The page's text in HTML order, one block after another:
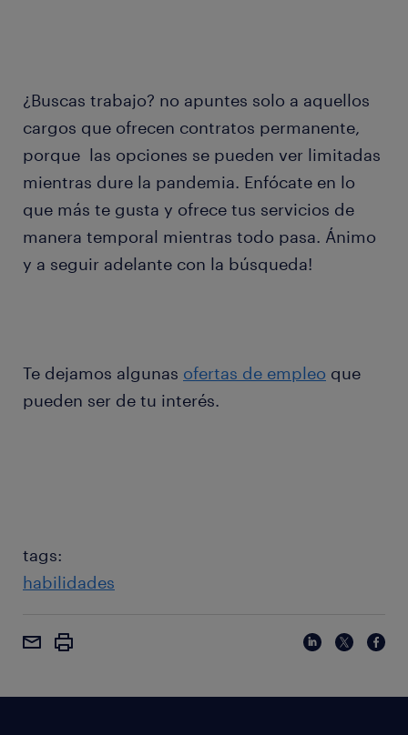
¿Buscas trabajo? no apuntes solo a aquellos
cargos que ofrecen contratos permanente,
porque las opciones se pueden ver limitadas
mientras dure la pandemia. Enfócate en lo
que más te gusta y ofrece tus servicios de
manera temporal mientras todo pasa. Ánimo
y a seguir adelante con la búsqueda!
Te dejamos algunas ofertas de empleo que
pueden ser de tu interés.
tags:
habilidades